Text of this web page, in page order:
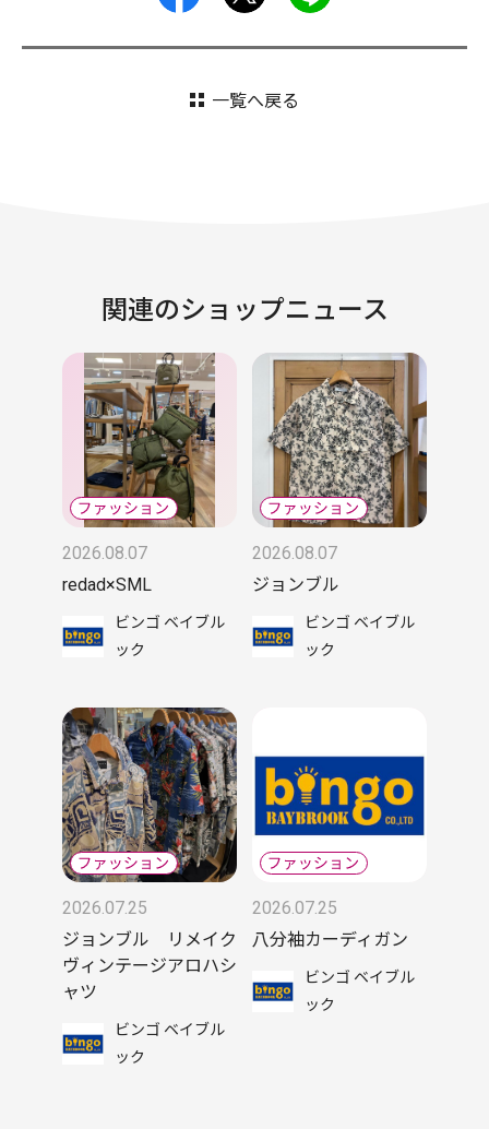
一覧へ戻る
関連のショップニュース
2026.08.07
redad×SML
ビンゴ ベイブル
ック
2026.08.07
ジョンブル
ビンゴ ベイブル
ック
2026.07.25
ジョンブル リメイク
ヴィンテージアロハシ
ャツ
ビンゴ ベイブル
ック
2026.07.25
八分袖カーディガン
ビンゴ ベイブル
ック